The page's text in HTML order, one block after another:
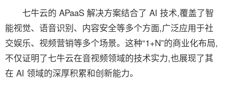
七牛云的 APaaS 解决方案结合了 AI 技术,覆盖了智
能视觉、语音识别、内容安全等多个方面,广泛应用于社
交娱乐、视频营销等多个场景。这种“1+N”的商业化布局,
不仅证明了七牛云在音视频领域的技术实力,也展现了其
在 AI 领域的深厚积累和创新能力。